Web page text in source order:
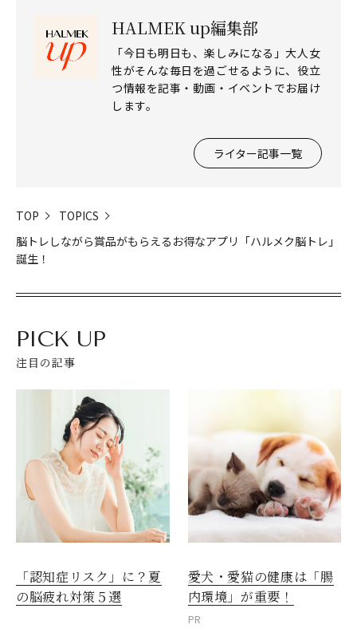
HALMEK up編集部
「今日も明日も、楽しみになる」大人女
性がそんな毎日を過ごせるように、役立
つ情報を記事・動画・イベントでお届け
します。
ライター記事一覧
TOP
TOPICS
脳トレしながら賞品がもらえるお得なアプリ「ハルメク脳トレ」
誕生！
PICK UP
注目の記事
「認知症リスク」に？夏
の脳疲れ対策５選
愛犬・愛猫の健康は「腸
内環境」が重要！
PR